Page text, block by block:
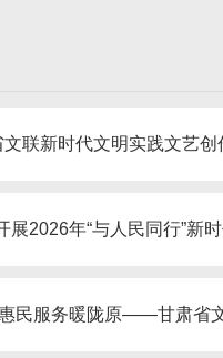
联新时代文明实践文艺
展2026年“与人民同行”新
民服务暖陇原——甘肃省